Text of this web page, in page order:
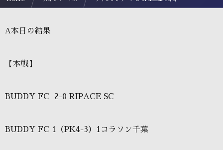
Α本日の結果
【本戦】
BUDDY FC 2-0 RIPACE SC
BUDDY FC 1 （PK4-3）1コラソン千葉